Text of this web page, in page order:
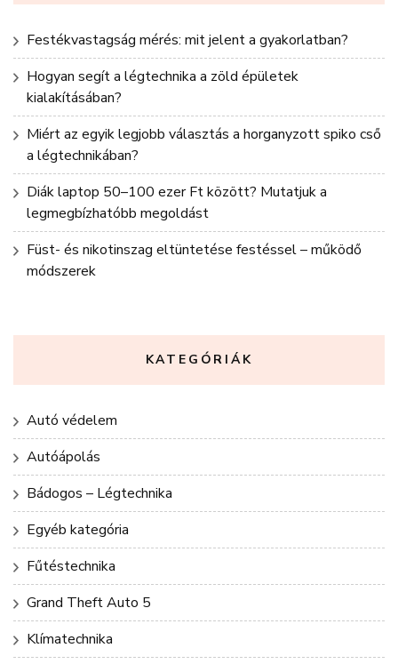
Festékvastagság mérés: mit jelent a gyakorlatban?
Hogyan segít a légtechnika a zöld épületek
kialakításában?
Miért az egyik legjobb választás a horganyzott spiko cső
a légtechnikában?
Diák laptop 50–100 ezer Ft között? Mutatjuk a
legmegbízhatóbb megoldást
Füst- és nikotinszag eltüntetése festéssel – működő
módszerek
KATEGÓRIÁK
Autó védelem
Autóápolás
Bádogos – Légtechnika
Egyéb kategória
Fűtéstechnika
Grand Theft Auto 5
Klímatechnika